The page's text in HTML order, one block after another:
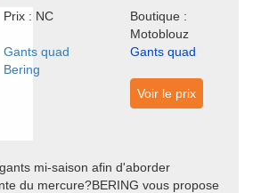
Prix : NC
Boutique :
Motoblouz
Gants quad
Bering
Gants quad
Voir le prix
mi-saison afin d'aborder
du mercure?BERING vous propose